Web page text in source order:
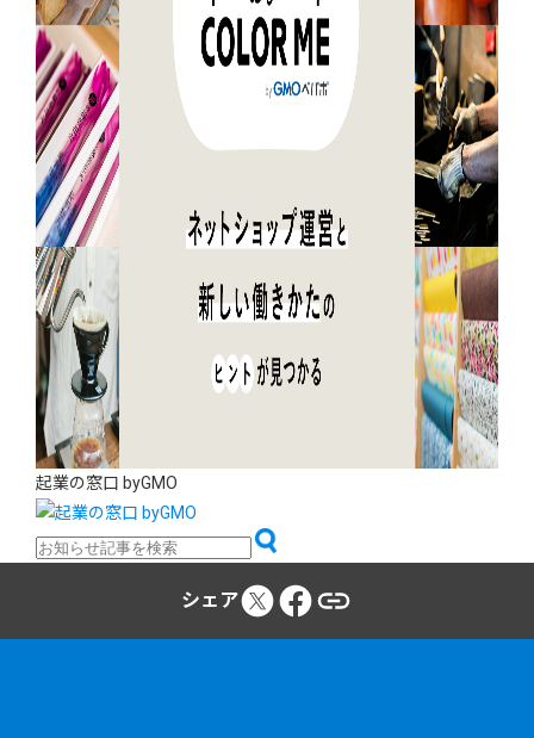
起業の窓口 byGMO
シェア